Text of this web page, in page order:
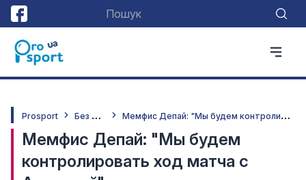
Prosport Б
ез рубрики М
емфис Депай: "Мы будем контролировать ход матча с Австрией"
Мемфис Депай: "Мы будем
контролировать ход матча с